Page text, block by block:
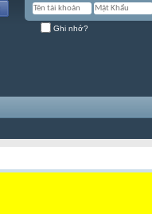
Ghi nhớ?